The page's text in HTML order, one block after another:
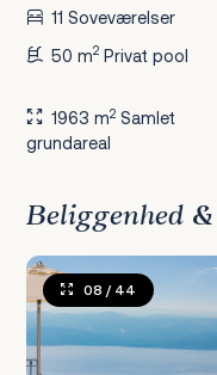
11 Soveværelser
50 m2 Privat pool
1963 m2 Samlet
grundareal
Beliggenhed
08 / 44